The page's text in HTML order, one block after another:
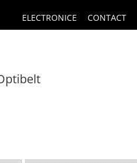
ELECTRONICE CONTACT